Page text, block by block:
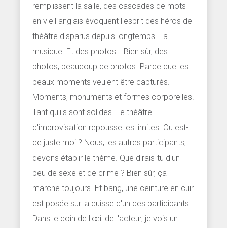
remplissent la salle, des cascades de mots
en vieil anglais évoquent l'esprit des héros de
théâtre disparus depuis longtemps. La
musique. Et des photos ! Bien sûr, des
photos, beaucoup de photos. Parce que les
beaux moments veulent être capturés.
Moments, monuments et formes corporelles.
Tant qu'ils sont solides. Le théâtre
d'improvisation repousse les limites. Ou est-
ce juste moi ? Nous, les autres participants,
devons établir le thème. Que dirais-tu d'un
peu de sexe et de crime ? Bien sûr, ça
marche toujours. Et bang, une ceinture en cuir
est posée sur la cuisse d'un des participants.
Dans le coin de l'œil de l'acteur, je vois un